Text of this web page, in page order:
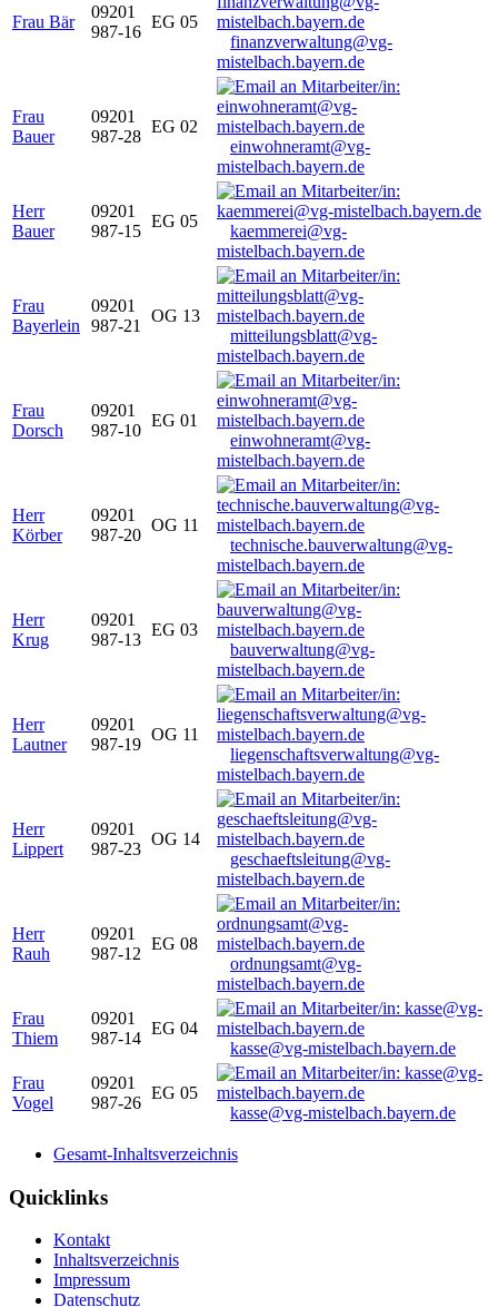
Frau Bär
09201
987-16
EG 05
finanzverwaltung@vg-
mistelbach.bayern.de
Frau
Bauer
09201
987-28
EG 02
einwohneramt@vg-
mistelbach.bayern.de
Herr
Bauer
09201
987-15
EG 05
kaemmerei@vg-
mistelbach.bayern.de
Frau
Bayerlein
09201
987-21
OG 13
mitteilungsblatt@vg-
mistelbach.bayern.de
Frau
Dorsch
09201
987-10
EG 01
einwohneramt@vg-
mistelbach.bayern.de
Herr
Körber
09201
987-20
OG 11
technische.bauverwaltung@vg-
mistelbach.bayern.de
Herr
Krug
09201
987-13
EG 03
bauverwaltung@vg-
mistelbach.bayern.de
Herr
Lautner
09201
987-19
OG 11
liegenschaftsverwaltung@vg-
mistelbach.bayern.de
Herr
Lippert
09201
987-23
OG 14
geschaeftsleitung@vg-
mistelbach.bayern.de
Herr
Rauh
09201
987-12
EG 08
ordnungsamt@vg-
mistelbach.bayern.de
Frau
Thiem
09201
987-14
EG 04
kasse@vg-mistelbach.bayern.de
Frau
Vogel
09201
987-26
EG 05
kasse@vg-mistelbach.bayern.de
Gesamt-Inhaltsverzeichnis
Quicklinks
Kontakt
Inhaltsverzeichnis
Impressum
Datenschutz